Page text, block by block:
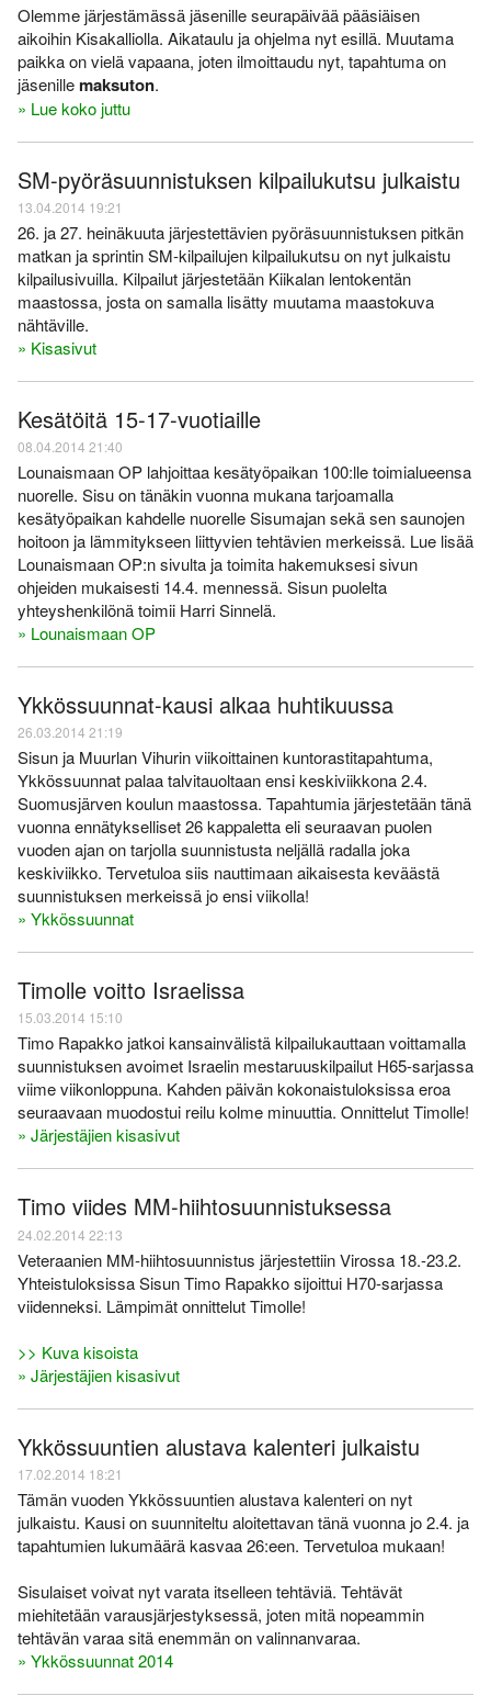
Olemme järjestämässä jäsenille seurapäivää pääsiäisen
aikoihin Kisakalliolla. Aikataulu ja ohjelma nyt esillä. Muutama
paikka on vielä vapaana, joten ilmoittaudu nyt, tapahtuma on
jäsenillemaksuton.
» Lue koko juttu
SM-pyöräsuunnistuksen kilpailukutsu julkaistu
13.04.2014 19:21
26. ja 27. heinäkuuta järjestettävien pyöräsuunnistuksen pitkän
matkan ja sprintin SM-kilpailujen kilpailukutsu on nyt julkaistu
kilpailusivuilla. Kilpailut järjestetään Kiikalan lentokentän
maastossa, josta on samalla lisätty muutama maastokuva
nähtäville.
» Kisasivut
Kesätöitä 15-17-vuotiaille
08.04.2014 21:40
Lounaismaan OP lahjoittaa kesätyöpaikan 100:lle toimialueensa
nuorelle. Sisu on tänäkin vuonna mukana tarjoamalla
kesätyöpaikan kahdelle nuorelle Sisumajan sekä sen saunojen
hoitoon ja lämmitykseen liittyvien tehtävien merkeissä. Lue lisää
Lounaismaan OP:n sivulta ja toimita hakemuksesi sivun
ohjeiden mukaisesti 14.4. mennessä. Sisun puolelta
yhteyshenkilönä toimii Harri Sinnelä.
» Lounaismaan OP
Ykkössuunnat-kausi alkaa huhtikuussa
26.03.2014 21:19
Sisun ja Muurlan Vihurin viikoittainen kuntorastitapahtuma,
Ykkössuunnat palaa talvitauoltaan ensi keskiviikkona 2.4.
Suomusjärven koulun maastossa. Tapahtumia järjestetään tänä
vuonna ennätykselliset 26 kappaletta eli seuraavan puolen
vuoden ajan on tarjolla suunnistusta neljällä radalla joka
keskiviikko. Tervetuloa siis nauttimaan aikaisesta keväästä
suunnistuksen merkeissä jo ensi viikolla!
» Ykkössuunnat
Timolle voitto Israelissa
15.03.2014 15:10
Timo Rapakko jatkoi kansainvälistä kilpailukauttaan voittamalla
suunnistuksen avoimet Israelin mestaruuskilpailut H65-sarjassa
viime viikonloppuna. Kahden päivän kokonaistuloksissa eroa
seuraavaan muodostui reilu kolme minuuttia. Onnittelut Timolle!
» Järjestäjien kisasivut
Timo viides MM-hiihtosuunnistuksessa
24.02.2014 22:13
Veteraanien MM-hiihtosuunnistus järjestettiin Virossa 18.-23.2.
Yhteistuloksissa Sisun Timo Rapakko sijoittui H70-sarjassa
viidenneksi. Lämpimät onnittelut Timolle!
>> Kuva kisoista
» Järjestäjien kisasivut
Ykkössuuntien alustava kalenteri julkaistu
17.02.2014 18:21
Tämän vuoden Ykkössuuntien alustava kalenteri on nyt
julkaistu. Kausi on suunniteltu aloitettavan tänä vuonna jo 2.4. ja
tapahtumien lukumäärä kasvaa 26:een. Tervetuloa mukaan!
Sisulaiset voivat nyt varata itselleen tehtäviä. Tehtävät
miehitetään varausjärjestyksessä, joten mitä nopeammin
tehtävän varaa sitä enemmän on valinnanvaraa.
» Ykkössuunnat 2014